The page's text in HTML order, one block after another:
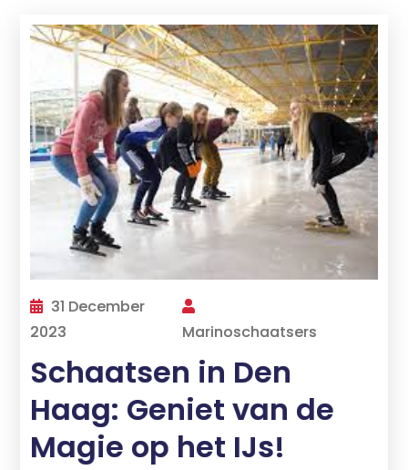
31 December
2023
Marinoschaatsers
Schaatsen in Den
Haag: Geniet van de
Magie op het IJs!